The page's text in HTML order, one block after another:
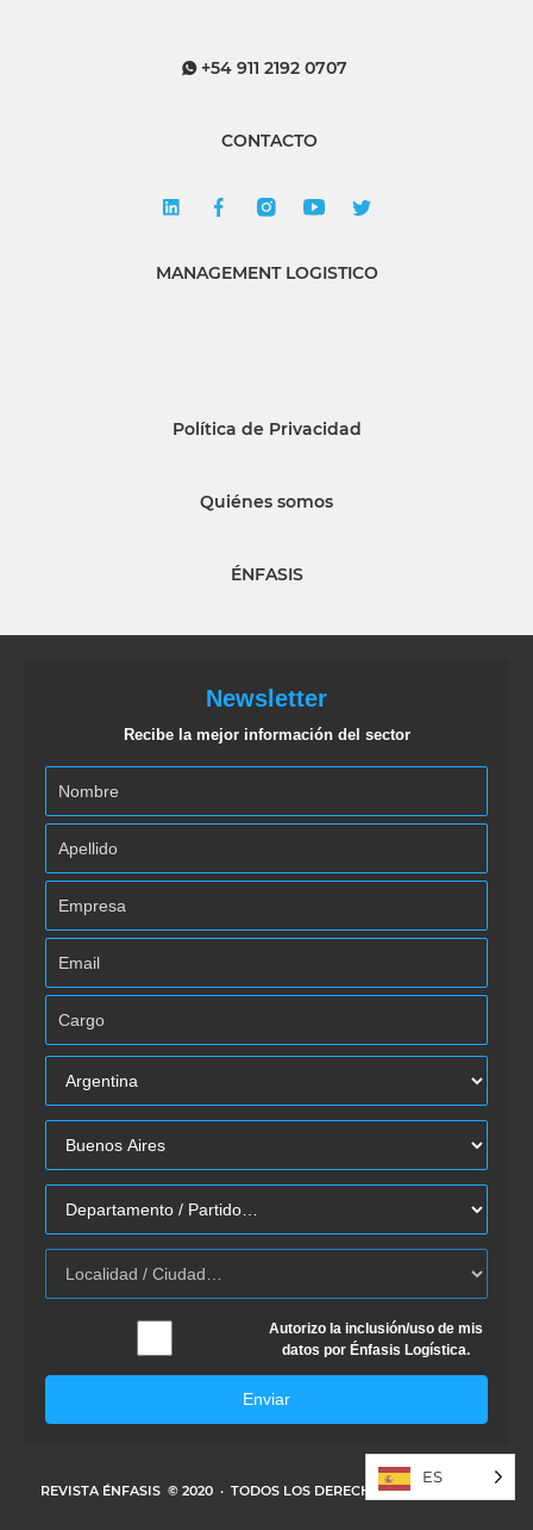
+54 911 2192 0707
CONTACTO
MANAGEMENT LOGISTICO
Política de Privacidad
Quiénes somos
ÉNFASIS
Newsletter
Recibe la mejor información del sector
Autorizo la inclusión/uso de mis
datos por Énfasis Logística.
Enviar
REVISTA ÉNFASIS © 2020 · TODOS LOS DERECHOS RESERVADOS
ES